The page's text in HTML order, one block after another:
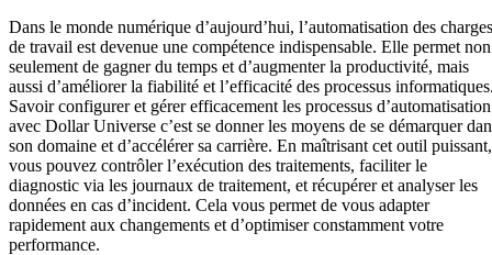
Dans le monde numérique d’aujourd’hui, l’automatisation des charges
de travail est devenue une compétence indispensable. Elle permet non
seulement de gagner du temps et d’augmenter la productivité, mais
aussi d’améliorer la fiabilité et l’efficacité des processus
Savoir configurer et gérer efficacement les processus d’automatisation
avec Dollar Universe c’est se donner les moyens de se démarquer
son domaine et d’accélérer sa carrière. En maîtrisant cet outil puissant,
vous pouvez contrôler l’exécution des traitements, faciliter le
diagnostic via les journaux de traitement, et récupérer et analyser les
données en cas d’incident. Cela vous permet de vous adapter
rapidement aux changements et d’optimiser constamment votre
performance.